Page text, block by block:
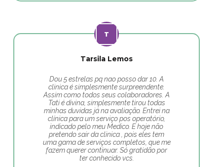
Tarsila Lemos
Dou 5 estrelas pq nao posso dar 10. A
clinica é simplesmente surpreendente.
Assim como todos seus colaboradores. A
Tati é divina, simplesmente tirou todas
minhas duvidas já na avaliação. Entrei na
clínica para um serviço pos operatório,
indicado pelo meu Medico. E hoje não
pretendo sair da clinica , pois eles tem
uma gama de serviços completos, que me
fazem querer continuar. Só gratidão por
ter conhecido vcs.